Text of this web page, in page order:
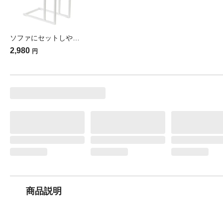
ソファにセットしやすいサイドテーブル ナチュラル C7 幅25cm 奥行40cm 高さ50cm
2,980 円
商品説明